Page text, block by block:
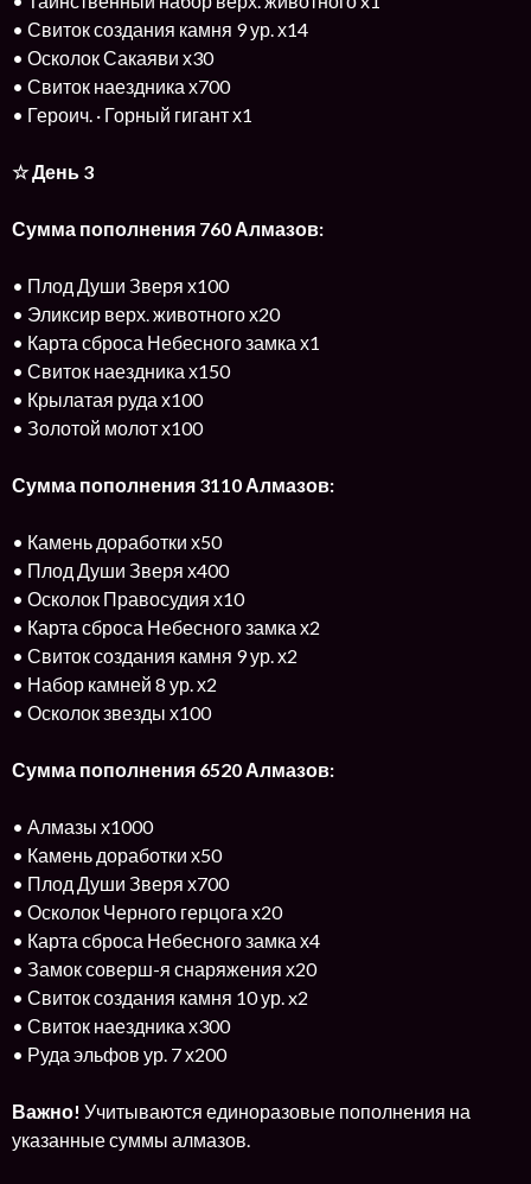
• Свиток создания камня 9 ур. х14
• Осколок Сакаяви х30
• Свиток наездника х700
• Героич. · Горный гигант х1
☆ День 3
Сумма пополнения 760 Алмазов:
• Плод Души Зверя х100
• Эликсир верх. животного х20
• Карта сброса Небесного замка х1
• Свиток наездника х150
• Крылатая руда х100
• Золотой молот х100
Сумма пополнения 3110 Алмазов:
• Камень доработки х50
• Плод Души Зверя х400
• Осколок Правосудия х10
• Карта сброса Небесного замка х2
• Свиток создания камня 9 ур. х2
• Набор камней 8 ур. х2
• Осколок звезды х100
Сумма пополнения 6520 Алмазов:
• Алмазы х1000
• Камень доработки х50
• Плод Души Зверя х700
• Осколок Черного герцога х20
• Карта сброса Небесного замка х4
• Замок соверш-я снаряжения х20
• Свиток создания камня 10 ур. x2
• Свиток наездника х300
• Руда эльфов ур. 7 х200
Важно! Учитываются единоразовые пополнения на
указанные суммы алмазов.